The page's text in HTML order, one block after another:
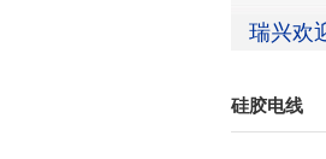
瑞兴
硅胶电线